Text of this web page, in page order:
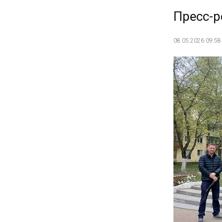
Пресс-
08.05.2026 09:58